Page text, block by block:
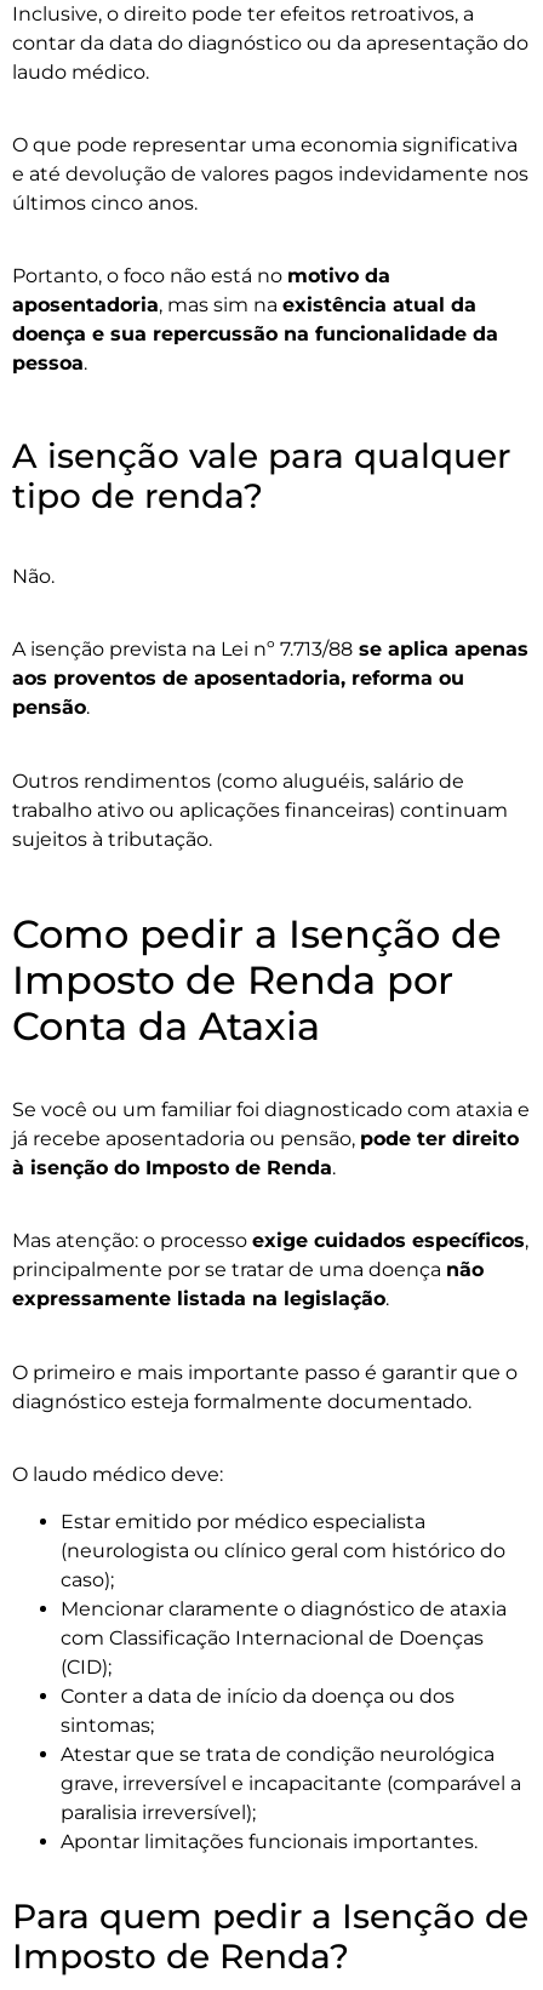
Inclusive, o direito pode ter efeitos retroativos, a
contar da data do diagnóstico ou da apresentação do
laudo médico.
O que pode representar uma economia significativa
e até devolução de valores pagos indevidamente nos
últimos cinco anos.
Portanto, o foco não está no motivo da
aposentadoria, mas sim na existência atual da
doença e sua repercussão na funcionalidade da
pessoa.
A isenção vale para qualquer
tipo de renda?
Não.
A isenção prevista na Lei nº 7.713/88 se aplica apenas
aos proventos de aposentadoria, reforma ou
pensão.
Outros rendimentos (como aluguéis, salário de
trabalho ativo ou aplicações financeiras) continuam
sujeitos à tributação.
Como pedir a Isenção de
Imposto de Renda por
Conta da Ataxia
Se você ou um familiar foi diagnosticado com ataxia e
já recebe aposentadoria ou pensão, pode ter direito
à isenção do Imposto de Renda.
Mas atenção: o processo exige cuidados específicos,
principalmente por se tratar de uma doença não
expressamente listada na legislação.
O primeiro e mais importante passo é garantir que o
diagnóstico esteja formalmente documentado.
O laudo médico deve:
Estar emitido por médico especialista
(neurologista ou clínico geral com histórico do
caso);
Mencionar claramente o diagnóstico de ataxia
com Classificação Internacional de Doenças
(CID);
Conter a data de início da doença ou dos
sintomas;
Atestar que se trata de condição neurológica
grave, irreversível e incapacitante (comparável a
paralisia irreversível);
Apontar limitações funcionais importantes.
Para quem pedir a Isenção de
Imposto de Renda?